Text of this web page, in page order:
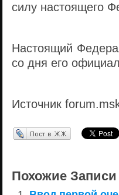
силу настоящего
Настоящий
со дня его
Источник
Перепост в ЖЖ
Похожие Записи